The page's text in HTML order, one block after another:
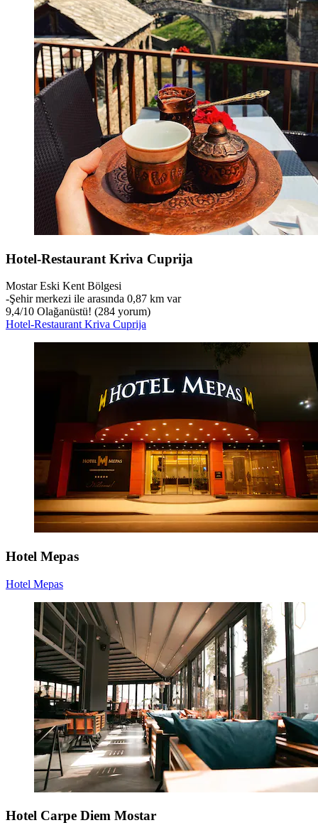
Hotel-Restaurant Kriva Cuprija
Mostar Eski Kent Bölgesi
‐Şehir merkezi ile arasında 0,87 km var
9,4/10 Olağanüstü! (284 yorum)
Hotel-Restaurant Kriva Cuprija
Hotel Mepas
Hotel Mepas
Hotel Carpe Diem Mostar